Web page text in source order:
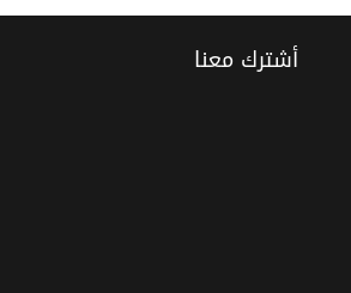
أشترك معنا